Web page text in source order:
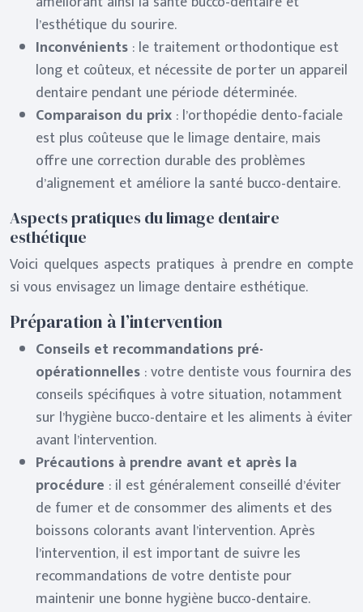
l’esthétique du sourire.
Inconvénients : le traitement orthodontique est
long et coûteux, et nécessite de porter un appareil
dentaire pendant une période déterminée.
Comparaison du prix : l’orthopédie dento-faciale
est plus coûteuse que le limage dentaire, mais
offre une correction durable des problèmes
d’alignement et améliore la santé bucco-dentaire.
Aspects pratiques du limage dentaire
esthétique
Voici quelques aspects pratiques à prendre en compte
si vous envisagez un limage dentaire esthétique.
Préparation à l’intervention
Conseils et recommandations pré-
opérationnelles : votre dentiste vous fournira des
conseils spécifiques à votre situation, notamment
sur l’hygiène bucco-dentaire et les aliments à éviter
avant l’intervention.
Précautions à prendre avant et après la
procédure : il est généralement conseillé d’éviter
de fumer et de consommer des aliments et des
boissons colorants avant l’intervention. Après
l’intervention, il est important de suivre les
recommandations de votre dentiste pour
maintenir une bonne hygiène bucco-dentaire.